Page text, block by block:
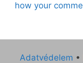
how your
Adatvédelem •